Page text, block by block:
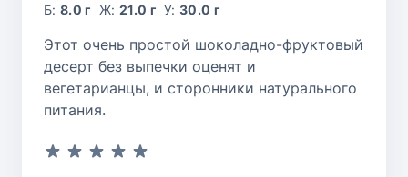
Б:8.0 г Ж: 21.0 г У:30.0 г
Этот очень простой шоколадно-фруктовый
десерт без выпечки оценят и
вегетарианцы, и сторонники натурального
питания.